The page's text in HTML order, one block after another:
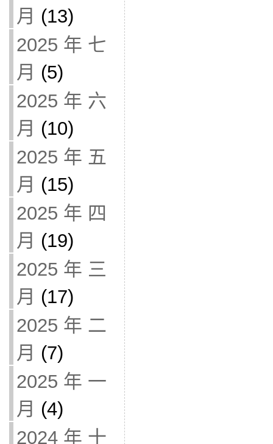
月 (13)
2025 年 七
月 (5)
2025 年 六
月 (10)
2025 年 五
月 (15)
2025 年 四
月 (19)
2025 年 三
月 (17)
2025 年 二
月 (7)
2025 年 一
月 (4)
2024 年 十